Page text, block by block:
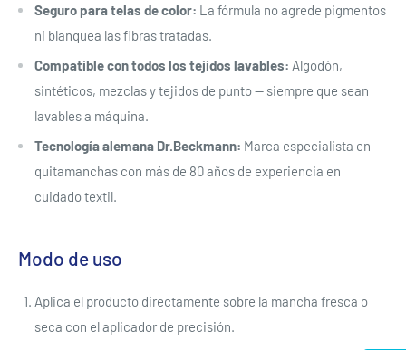
Seguro para telas de color: La fórmula no agrede pigmentos
ni blanquea las fibras tratadas.
Compatible con todos los tejidos lavables: Algodón,
sintéticos, mezclas y tejidos de punto — siempre que sean
lavables a máquina.
Tecnología alemana Dr.Beckmann: Marca especialista en
quitamanchas con más de 80 años de experiencia en
cuidado textil.
Modo de uso
Aplica el producto directamente sobre la mancha fresca o
seca con el aplicador de precisión.